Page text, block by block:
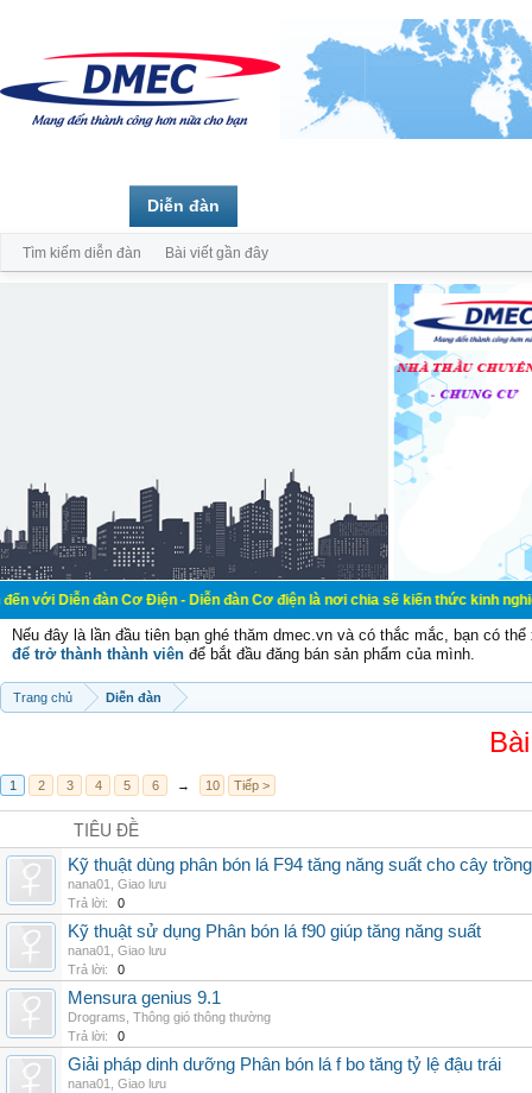
đàn Cơ Điện - Diễn đàn Cơ điện là nơi chia sẽ kiến thức kinh nghiệm
Nếu đây là lần đầu tiên bạn ghé thăm dmec.vn và có thắc mắc, bạn có
để trở thành thành viên để bắt đầu đăng bán sản phẩm của mình.
Trang chủ Diễn đàn
1 2 3 4 5 6 → 10 Tiếp >
TIÊU ĐỀ
Kỹ thuật dùng phân bón lá F94 tăng năng suất cho cây trồng
nana01
Giao lưu
Trả lời:
0
Kỹ thuật sử dụng Phân bón lá f90 giúp tăng năng suất
nana01
Giao lưu
Trả lời:
0
Mensura genius 9.1
Drograms Thông gió thông thường
Trả lời:
0
Giải pháp dinh dưỡng Phân bón lá f bo tăng tỷ lệ đậu trái
nana01
Giao lưu
Diễn đàn
Tìm kiếm diễn đàn Bài viết gần đây